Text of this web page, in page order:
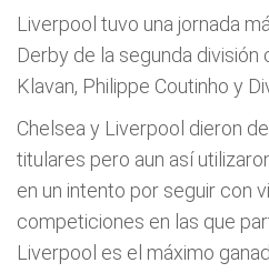
Liverpool tuvo una jornada
Derby de la segunda división
Klavan, Philippe Coutinho y
Chelsea y Liverpool dieron
titulares pero aun así
en un intento por seguir con
competiciones en las que
Liverpool es el máximo